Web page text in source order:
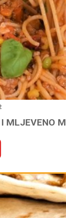
MLJEVENO